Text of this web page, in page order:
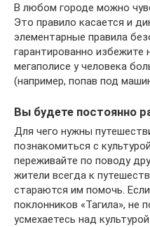
В любом городе можно
Это правило касается и
элементарные правила
гарантированно избежите
мегаполисе у человека
(например, попав под
Вы будете постоянно
Для чего нужны
познакомиться с
переживайте по поводу
жители всегда к
стараются им помочь.
поклонников «Тагила», не
усмехаетесь над